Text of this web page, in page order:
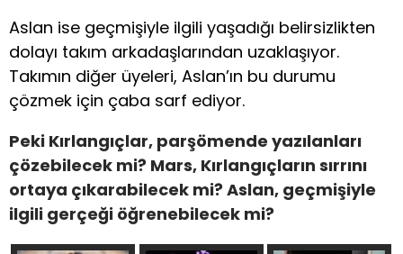
Aslan ise geçmişiyle ilgili yaşadığı belirsizlikten
dolayı takım arkadaşlarından uzaklaşıyor.
Takımın diğer üyeleri, Aslan’ın bu durumu
çözmek için çaba sarf ediyor.
Peki Kırlangıçlar, parşömende yazılanları
çözebilecek mi? Mars, Kırlangıçların sırrını
ortaya çıkarabilecek mi? Aslan, geçmişiyle
ilgili gerçeği öğrenebilecek mi?